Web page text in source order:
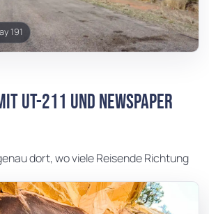
191
UT-211 und Newspaper
dort, wo viele Reisende Richtung